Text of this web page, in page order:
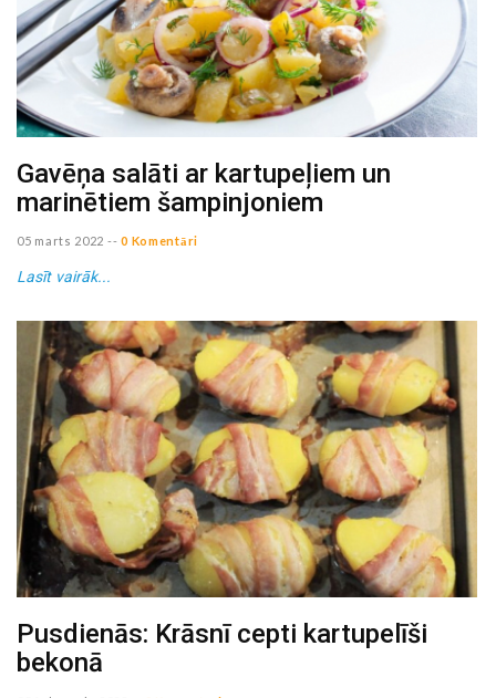
Gavēņa salāti ar kartupeļiem un
marinētiem šampinjoniem
05 marts 2022 -- 0 Komentāri
Lasīt vairāk...
Pusdienās: Krāsnī cepti kartupelīši
bekonā